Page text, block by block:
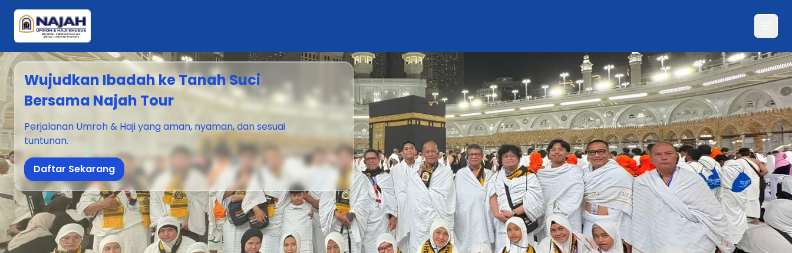
Wujudkan Ibadah ke Tanah Suci
Bersama Najah Tour
Perjalanan Umroh & Haji yang aman, nyaman, dan sesuai
tuntunan.
Daftar Sekarang